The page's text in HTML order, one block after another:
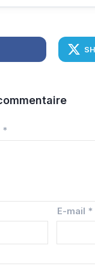
*
E-mail *